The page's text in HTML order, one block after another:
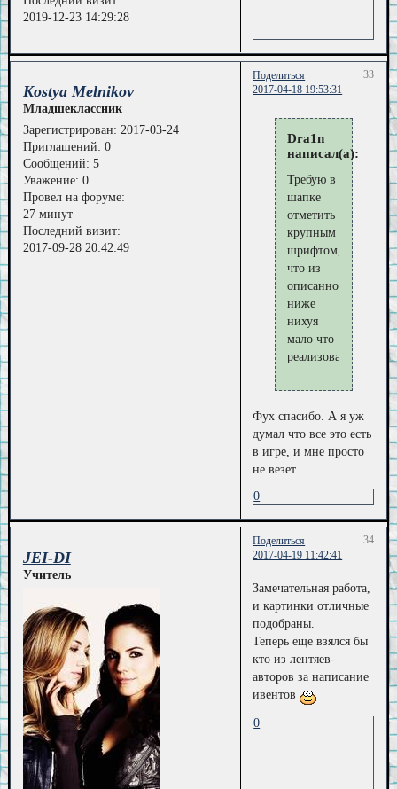
2019-12-23 14:29:28
Поделиться
33
2017-04-18 19:53:31
Kostya Melnikov
Младшеклассник
Зарегистрирован: 2017-03-24
Приглашений: 0
Сообщений: 5
Уважение: 0
Провел на форуме:
27 минут
Последний визит:
2017-09-28 20:42:49
Dra1n
написал(а):
Требую в
шапке
отметить
крупным
шрифтом,
что из
описанного
ниже
нихуя
мало что
реализовано
Фух спасибо. А я уж
думал что все это есть
в игре, и мне просто
не везет...
0
Поделиться
34
2017-04-19 11:42:41
JEI-DI
Учитель
Замечательная работа,
и картинки отличные
подобраны.
Теперь еще взялся бы
кто из лентяев-
авторов за написание
ивентов
0